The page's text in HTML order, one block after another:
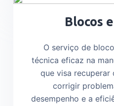
Blocos
O serviço de
técnica eficaz na
que visa
corrigir
desempenho e a